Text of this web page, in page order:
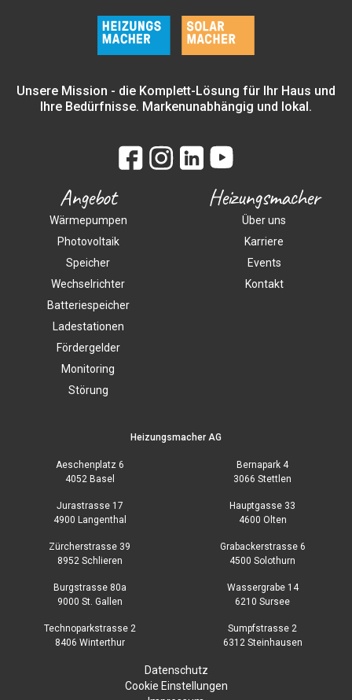
Angebot
Wärmepumpen
Photovoltaik
Speicher
Wechselrichter
Batteriespeicher
Ladestationen
Fördergelder
Monitoring
Störung
Unsere Mission - die Komplett-Lösung für Ihr Haus und
Ihre Bedürfnisse. Markenunabhängig und lokal.
Heizungsmacher
Über uns
Karriere
Events
Kontakt
Heizungsmacher AG
Aeschenplatz 6
4052 Basel
Bernapark 4
3066 Stettlen
Jurastrasse 17
4900 Langenthal
Hauptgasse 33
4600 Olten
Zürcherstrasse 39
8952 Schlieren
Grabackerstrasse 6
4500 Solothurn
Burgstrasse 80a
9000 St. Gallen
Wassergrabe 14
6210 Sursee
Technoparkstrasse 2
8406 Winterthur
Sumpfstrasse 2
6312 Steinhausen
Datenschutz
Cookie Einstellungen